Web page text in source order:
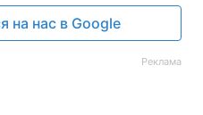
на нас в Google
Реклама